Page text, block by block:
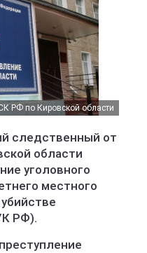
РФ по Кировской области
следственный от
области
уголовного
местного
РФ).